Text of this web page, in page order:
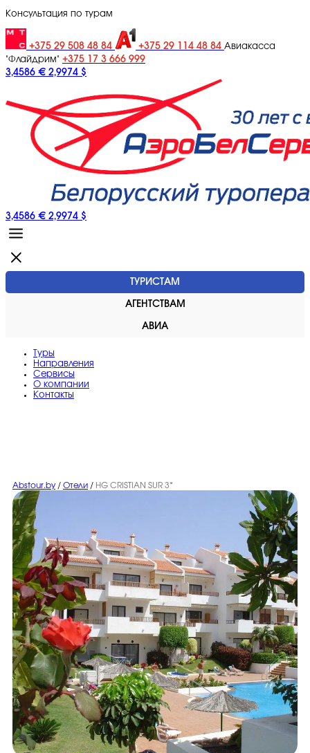
Консультация по турам
+375 29 508 48 84 +375 29 114 48 84 Авиакасса
"Флайдрим" +375 17 3 666 999
3,4586 € 2,9974 $
3,4586 € 2,9974 $
ТУРИСТАМ
АГЕНТСТВАМ
АВИА
Туры
Направления
Сервисы
O компании
Контакты
Abstour.by / Отели / HG CRISTIAN SUR 3*